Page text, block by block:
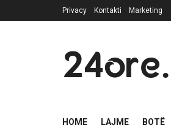
Privacy Kontakti Marketing
HOME LAJME BOTË